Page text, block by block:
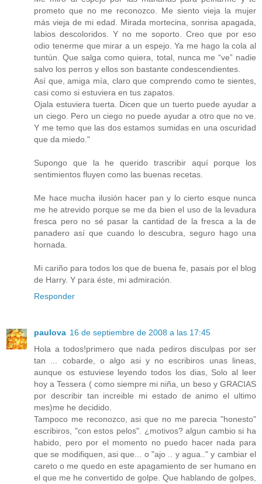
prometo que no me reconozco. Me siento vieja la mujer
más vieja de mi edad. Mirada mortecina, sonrisa apagada,
labios descoloridos. Y no me soporto. Creo que por eso
odio tenerme que mirar a un espejo. Ya me hago la cola al
tuntún. Que salga como quiera, total, nunca me “ve” nadie
salvo los perros y ellos son bastante condescendientes.
Así que, amiga mía, claro que comprendo como te sientes,
casi como si estuviera en tus zapatos.
Ojala estuviera tuerta. Dicen que un tuerto puede ayudar a
un ciego. Pero un ciego no puede ayudar a otro que no ve.
Y me temo que las dos estamos sumidas en una oscuridad
que da miedo."
Supongo que la he querido trascribir aquí porque los
sentimientos fluyen como las buenas recetas.
Me hace mucha ilusión hacer pan y lo cierto esque nunca
me he atrevido porque se me da bien el uso de la levadura
fresca pero no sé pasar la cantidad de la fresca a la de
panadero así que cuando lo descubra, seguro hago una
hornada.
Mi cariño para todos los que de buena fe, pasais por el blog
de Harry. Y para éste, mi admiración.
Responder
paulova 16 de septiembre de 2008 a las 17:45
Hola a todos!primero que nada pediros disculpas por ser
tan ... cobarde, o algo asi y no escribiros unas lineas,
aunque os estuviese leyendo todos los dias, Solo al leer
hoy a Tessera ( como siempre mi niña, un beso y GRACIAS
por describir tan increible mi estado de animo el ultimo
mes)me he decidido.
Tampoco me reconozco, asi que no me parecia "honesto"
escribiros, "con estos pelos". ¿motivos? algun cambio si ha
habido, pero por el momento no puedo hacer nada para
que se modifiquen, asi que... o "ajo .. y agua.." y cambiar el
careto o me quedo en este apagamiento de ser humano en
el que me he convertido de golpe. Que hablando de golpes,